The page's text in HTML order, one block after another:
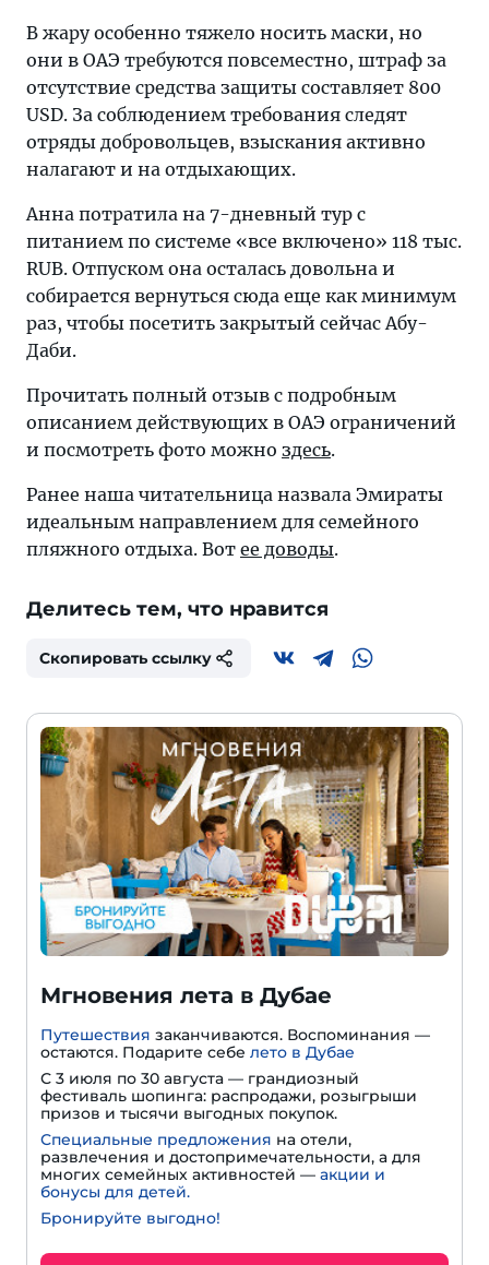
В жару особенно тяжело носить маски, но
они в ОАЭ требуются повсеместно, штраф за
отсутствие средства защиты составляет 800
USD. За соблюдением требования следят
отряды добровольцев, взыскания активно
налагают и на отдыхающих.
Анна потратила на 7-дневный тур с
питанием по системе «все включено» 118 тыс.
RUB. Отпуском она осталась довольна и
собирается вернуться сюда еще как минимум
раз, чтобы посетить закрытый сейчас Абу-
Даби.
Прочитать полный отзыв с подробным
описанием действующих в ОАЭ ограничений
и посмотреть фото можно здесь.
Ранее наша читательница назвала Эмираты
идеальным направлением для семейного
пляжного отдыха. Вот ее доводы.
Делитесь тем, что нравится
Скопировать ссылку
Мгновения лета в Дубае
Путешествия заканчиваются. Воспоминания —
остаются. Подарите себе лето в Дубае
С 3 июля по 30 августа — грандиозный
фестиваль шопинга: распродажи, розыгрыши
призов и тысячи выгодных покупок.
Специальные предложения на отели,
развлечения и достопримечательности, а для
многих семейных активностей — акции и
бонусы для детей.
Бронируйте выгодно!